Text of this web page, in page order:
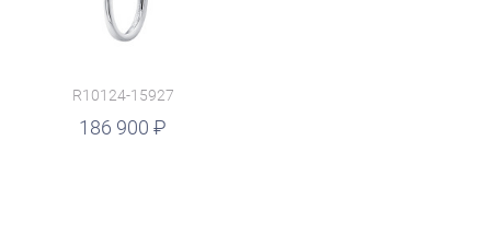
R10124-15927
186 900